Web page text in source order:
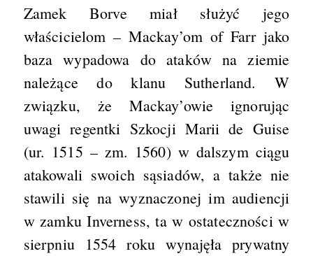
Zamek Borve miał służyć jego
właścicielom – Mackay’om of Farr jako
baza wypadowa do ataków na ziemie
należące do klanu Sutherland. W
związku, że Mackay’owie ignorując
uwagi regentki Szkocji Marii de Guise
(ur. 1515 – zm. 1560) w dalszym ciągu
atakowali swoich sąsiadów, a także nie
stawili się na wyznaczonej im audiencji
w zamku Inverness, ta w ostateczności w
sierpniu 1554 roku wynajęła prywatny